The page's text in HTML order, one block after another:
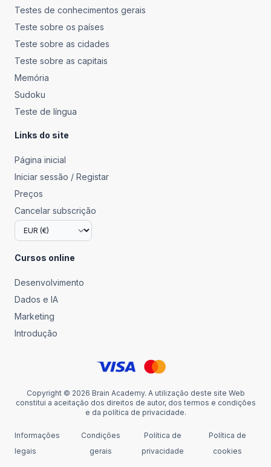
Testes de conhecimentos gerais
Teste sobre os países
Teste sobre as cidades
Teste sobre as capitais
Memória
Sudoku
Teste de língua
Links do site
Página inicial
Iniciar sessão / Registar
Preços
Cancelar subscrição
Cursos online
Desenvolvimento
Dados e IA
Marketing
Introdução
Copyright © 2026 Brain Academy. A utilização deste site Web
constitui a aceitação dos direitos de autor, dos termos e condições
e da política de privacidade.
Informações
legais
Condições
gerais
Política de
privacidade
Política de
cookies